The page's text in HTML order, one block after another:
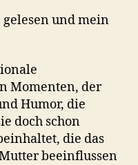
und mein
Momenten, der
Humor, die
doch schon
die das
beeinflussen